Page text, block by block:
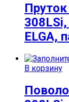
ELGA,
В корзину